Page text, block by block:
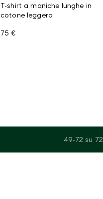
T-shirt a maniche lunghe in
cotone leggero
75 €
49-72 su 72